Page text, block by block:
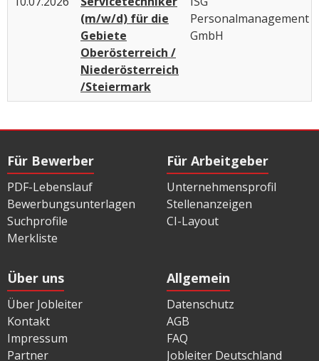
(m/w/d) für die
Gebiete
Oberösterreich /
Niederösterreich
/Steiermark
Personalmanagement
GmbH
Für Bewerber
PDF-Lebenslauf
Bewerbungsunterlagen
Suchprofile
Merkliste
Für Arbeitgeber
Unternehmensprofil
Stellenanzeigen
CI-Layout
Über uns
Über Jobleiter
Kontakt
Impressum
Partner
Allgemein
Datenschutz
AGB
FAQ
Jobleiter Deutschland